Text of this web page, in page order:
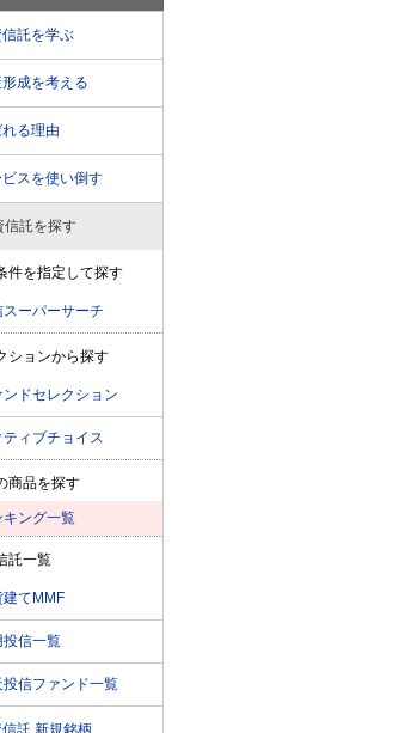
託を学ぶ
形成を考える
る理由
スを使い倒す
信託を探す
件を指定して探す
スーパーサーチ
ションから探す
ンドセレクション
ティブチョイス
商品を探す
キング一覧
託一覧
建てMMF
投信一覧
投信ファンド一覧
託 新規銘柄